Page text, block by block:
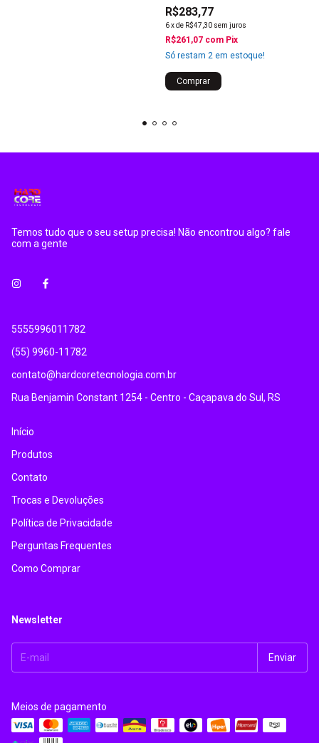
R$283,77
6xde R$47,30 sem juros
R$261,07 com Pix
Só restam 2 em estoque!
Temos tudo que o seu setup precisa! Não encontrou algo? fale
com a gente
5555996011782
(55) 9960-11782
contato@hardcoretecnologia.com.br
Rua Benjamin Constant 1254 - Centro - Caçapava do Sul, RS
Início
Produtos
Contato
Trocas e Devoluções
Política de Privacidade
Perguntas Frequentes
Como Comprar
Newsletter
Meios de pagamento